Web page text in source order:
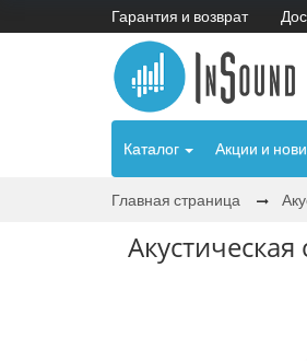
Гарантия и возврат
Каталог Акции и
Главная страница